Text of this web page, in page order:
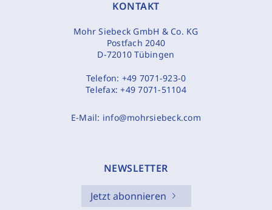
KONTAKT
Mohr Siebeck GmbH & Co. KG
Postfach 2040
D-72010 Tübingen
Telefon: +49 7071-923-0
Telefax:+49 7071-51104
E-Mail: info@mohrsiebeck.com
NEWSLETTER
Jetzt abonnieren